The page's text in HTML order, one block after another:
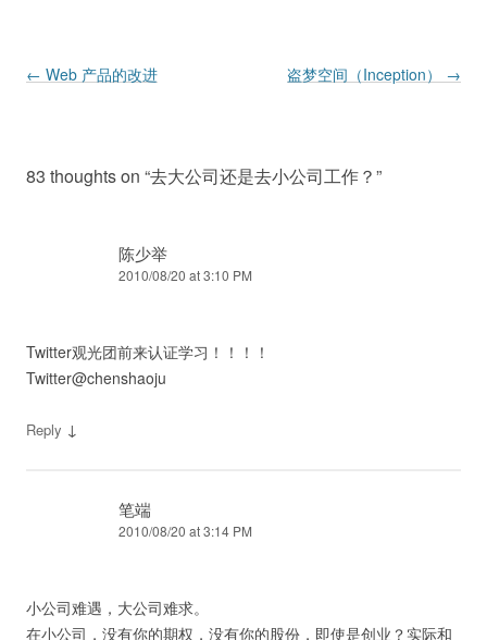
Post navigation
← Web 产品的改进 盗梦空间（Inception） →
83 thoughts on “去大公司还是去小公司工作？”
陈少举
2010/08/20 at 3:10 PM
Twitter观光团前来认证学习！！！！
Twitter@chenshaoju
Reply ↓
笔端
2010/08/20 at 3:14 PM
小公司难遇，大公司难求。
在小公司，没有你的期权，没有你的股份，即使是创业？实际和